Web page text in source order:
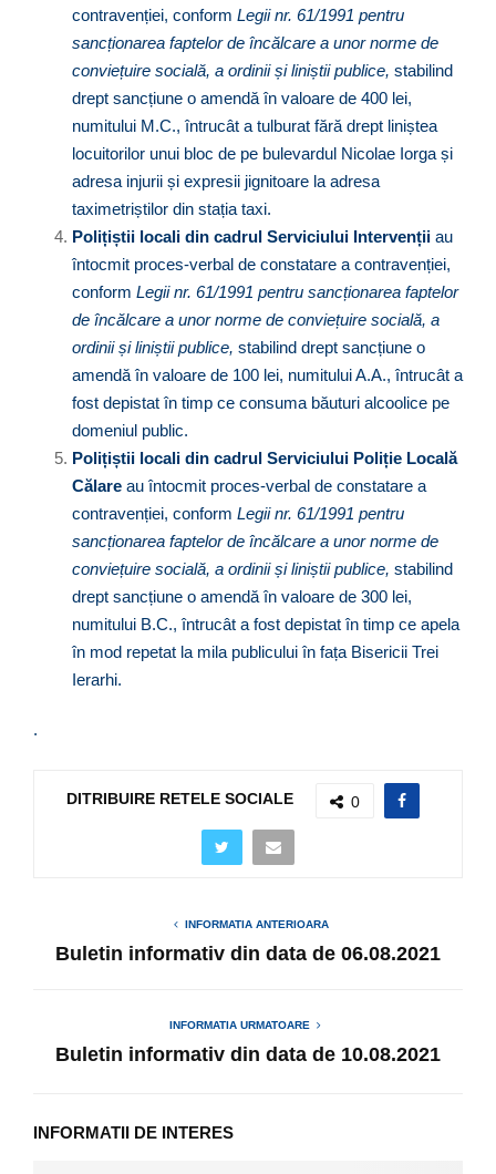
contravenției, conform Legii nr. 61/1991 pentru
sancționarea faptelor de încălcare a unor norme de
conviețuire socială, a ordinii și liniștii publice, stabilind
drept sancțiune o amendă în valoare de 400 lei,
numitului M.C., întrucât a tulburat fără drept liniștea
locuitorilor unui bloc de pe bulevardul Nicolae Iorga și
adresa injurii și expresii jignitoare la adresa
taximetriștilor din stația taxi.
Polițiștii locali din cadrul Serviciului Intervenții au
întocmit proces-verbal de constatare a contravenției,
conform Legii nr. 61/1991 pentru sancționarea faptelor
de încălcare a unor norme de conviețuire socială, a
ordinii și liniștii publice, stabilind drept sancțiune o
amendă în valoare de 100 lei, numitului A.A., întrucât a
fost depistat în timp ce consuma băuturi alcoolice pe
domeniul public.
Polițiștii locali din cadrul Serviciului Poliție Locală
Călare au întocmit proces-verbal de constatare a
contravenției, conform Legii nr. 61/1991 pentru
sancționarea faptelor de încălcare a unor norme de
conviețuire socială, a ordinii și liniștii publice, stabilind
drept sancțiune o amendă în valoare de 300 lei,
numitului B.C., întrucât a fost depistat în timp ce apela
în mod repetat la mila publicului în fața Bisericii Trei
Ierarhi.
.
DITRIBUIRE RETELE SOCIALE 0
INFORMATIA ANTERIOARA
Buletin informativ din data de 06.08.2021
INFORMATIA URMATOARE
Buletin informativ din data de 10.08.2021
INFORMATII DE INTERES